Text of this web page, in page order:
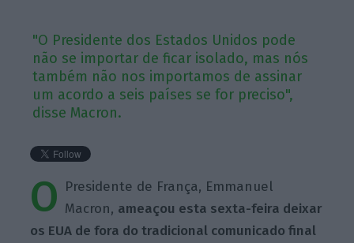
"O Presidente dos Estados Unidos pode
não se importar de ficar isolado, mas nós
também não nos importamos de assinar
um acordo a seis países se for preciso",
disse Macron.
O Presidente de França, Emmanuel
Macron, ameaçou esta sexta-feira deixar
os EUA de fora do tradicional comunicado final